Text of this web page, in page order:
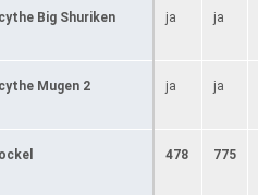
Big Shuriken ja ja
Mugen 2 ja ja
478 775